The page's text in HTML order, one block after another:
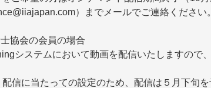
）までメールでご連絡ください。
協会の会員の場合
システムにおいて動画を配信いたしますので
信に当たっての設定のため、配信は５月下旬